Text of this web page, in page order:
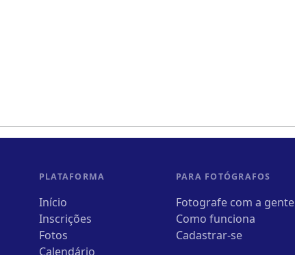
PLATAFORMA
Início
Inscrições
Fotos
Calendário
PARA FOTÓGRAFOS
Fotografe com a gente
Como funciona
Cadastrar-se